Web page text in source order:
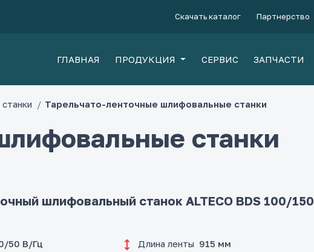
Скачать каталог Партнерство
ГЛАВНАЯ ПРОДУКЦИЯ СЕРВИС ЗАПЧАСТИ
Тарельчато-ленточные шлифовальные станки
станки
шлифовальный станок ALTECO BDS 100/150
50 В/Гц
Длина ленты 915 мм